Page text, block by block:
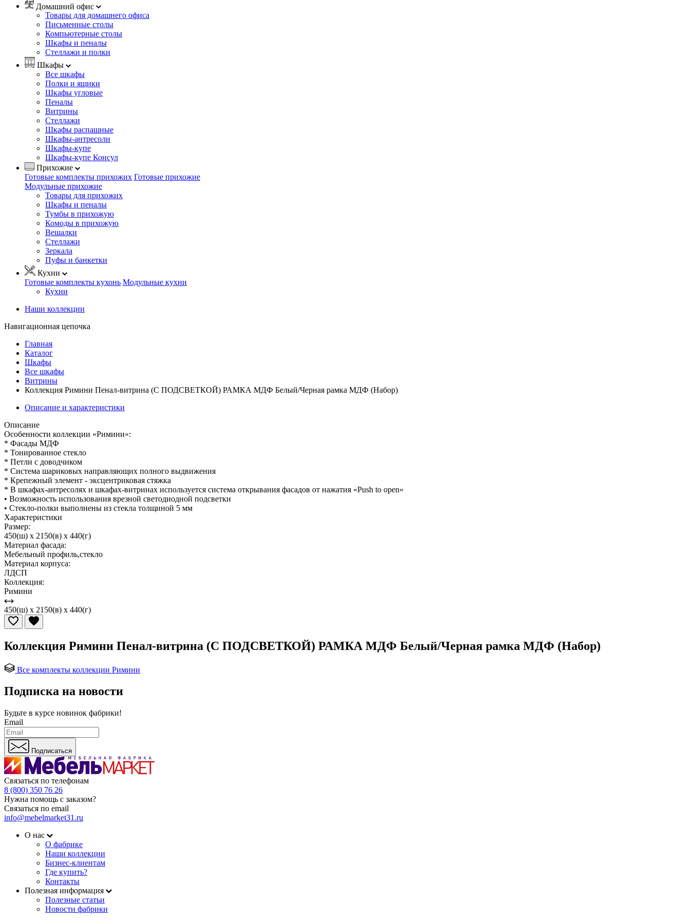
Домашний офис
Товары для домашнего офиса
Письменные столы
Компьютерные столы
Шкафы и пеналы
Стеллажи и полки
Шкафы
Все шкафы
Полки и ящики
Шкафы угловые
Пеналы
Витрины
Стеллажи
Шкафы распашные
Шкафы-антресоли
Шкафы-купе
Шкафы-купе Консул
Прихожие
Готовые комплекты прихожих Готовые прихожие
Модульные прихожие
Товары для прихожих
Шкафы и пеналы
Тумбы в прихожую
Комоды в прихожую
Вешалки
Стеллажи
Зеркала
Пуфы и банкетки
Кухни
Готовые комплекты кухонь Модульные кухни
Кухни
Наши коллекции
Навигационная цепочка
Главная
Каталог
Шкафы
Все шкафы
Витрины
Коллекция Римини Пенал-витрина (С ПОДСВЕТКОЙ) РАМКА МДФ Белый/Черная рамка МДФ (Набор)
Описание и характеристики
Описание
Особенности коллекции «Римини»:
* Фасады МДФ
* Тонированное стекло
* Петли с доводчиком
* Система шариковых направляющих полного выдвижения
* Крепежный элемент - эксцентриковая стяжка
* В шкафах-антресолях и шкафах-витринах используется система открывания фасадов от нажатия «Push to open»
• Возможность использования врезной светодиодной подсветки
• Стекло-полки выполнены из стекла толщиной 5 мм
Характеристики
Размер:
450(ш) x 2150(в) x 440(г)
Материал фасада:
Мебельный профиль,стекло
Материал корпуса:
ЛДСП
Коллекция:
Римини
450(ш) x 2150(в) x 440(г)
Коллекция Римини Пенал-витрина (С ПОДСВЕТКОЙ) РАМКА МДФ Белый/Черная рамка МДФ (Набор)
Все комплекты коллекции Римини
Подписка на новости
Будьте в курсе новинок фабрики!
Email
Подписаться
Связаться по телефонам
8 (800) 350 76 26
Нужна помощь с заказом?
Связаться по email
info@mebelmarket31.ru
О нас
О фабрике
Наши коллекции
Бизнес-клиентам
Где купить?
Контакты
Полезная информация
Полезные статьи
Новости фабрики